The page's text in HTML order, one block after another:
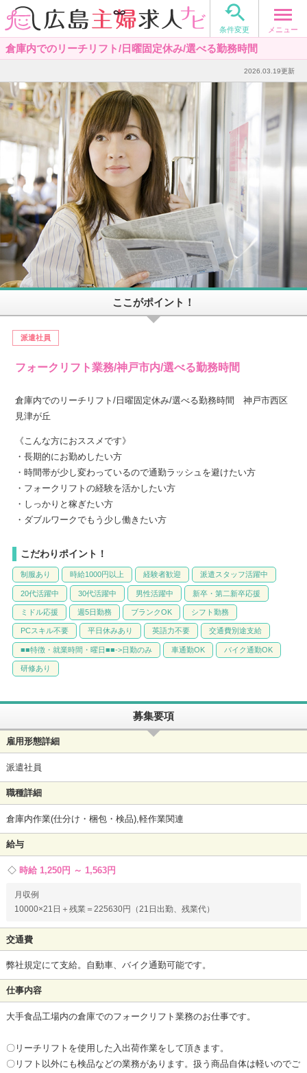

条件変更 メニュー
倉庫内でのリーチリフト/日曜固定休み/選べる勤務時間
2026.03.19更新
ここがポイント！
派遣社員
フォークリフト業務/神戸市内/選べる勤務時間
倉庫内でのリーチリフト/日曜固定休み/選べる勤務時間 神戸市西区
見津が丘
《こんな方におススメです》
・長期的にお勤めしたい方
・時間帯が少し変わっているので通勤ラッシュを避けたい方
・フォークリフトの経験を活かしたい方
・しっかりと稼ぎたい方
・ダブルワークでもう少し働きたい方
こだわりポイント！
制服あり 時給1000円以上 経験者歓迎 派遣スタッフ活躍中
20代活躍中 30代活躍中 男性活躍中 新卒・第二新卒応援
ミドル応援 週5日勤務 ブランクOK シフト勤務
PCスキル不要 平日休みあり 英語力不要 交通費別途支給
■■特徴・就業時間・曜日■■->日勤のみ 車通勤OK バイク通勤OK
研修あり
募集要項
雇用形態詳細
派遣社員
職種詳細
倉庫内作業(仕分け・梱包・検品),軽作業関連
給与
時給 1,250円 ～ 1,563円
月収例
10000×21日＋残業＝225630円（21日出勤、残業代）
交通費
弊社規定にて支給。自動車、バイク通勤可能です。
仕事内容
大手食品工場内の倉庫でのフォークリフト業務のお仕事です。
〇リーチリフトを使用した入出荷作業をして頂きます。
〇リフト以外にも検品などの業務があります。扱う商品自体は軽いのでご